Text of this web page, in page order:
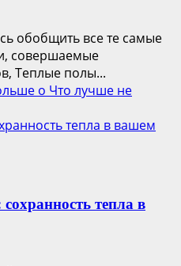
обобщить все те самые
совершаемые
Теплые полы...
о Что лучше не
тепла в вашем
тепла в